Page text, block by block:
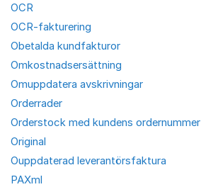
OCR
OCR-fakturering
Obetalda kundfakturor
Omkostnadsersättning
Omuppdatera avskrivningar
Orderrader
Orderstock med kundens ordernummer
Original
Ouppdaterad leverantörsfaktura
PAXml